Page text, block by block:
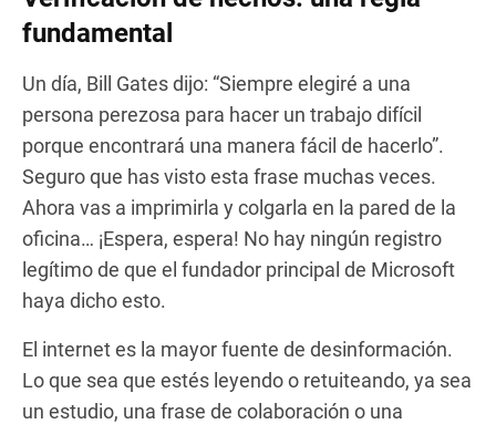
fundamental
Un día, Bill Gates dijo: “Siempre elegiré a una
persona perezosa para hacer un trabajo difícil
porque encontrará una manera fácil de hacerlo”.
Seguro que has visto esta frase muchas veces.
Ahora vas a imprimirla y colgarla en la pared de la
oficina… ¡Espera, espera! No hay ningún registro
legítimo de que el fundador principal de Microsoft
haya dicho esto.
El internet es la mayor fuente de desinformación.
Lo que sea que estés leyendo o retuiteando, ya sea
un estudio, una frase de colaboración o una